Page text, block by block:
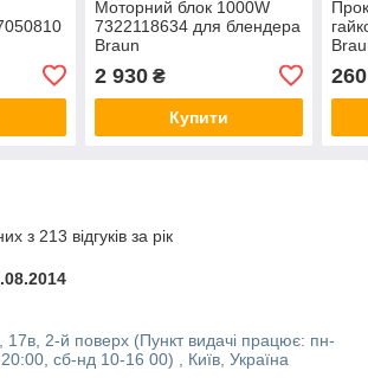
Моторний блок 1000W
7322118634 для блендера
Braun
2 930₴
Купити
260
з 213 відгуків за рік
17в, 2-й поверх (Пункт видачі працює: пн-
сб-нд 10-16 00) , Київ, Україна